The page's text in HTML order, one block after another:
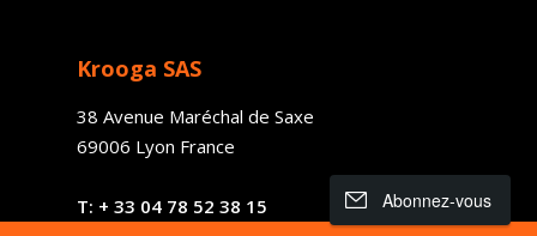
Krooga SAS
38 Avenue Maréchal de Saxe
69006 Lyon France
T: + 33 04 78 52 38 15 Abonnez-vous